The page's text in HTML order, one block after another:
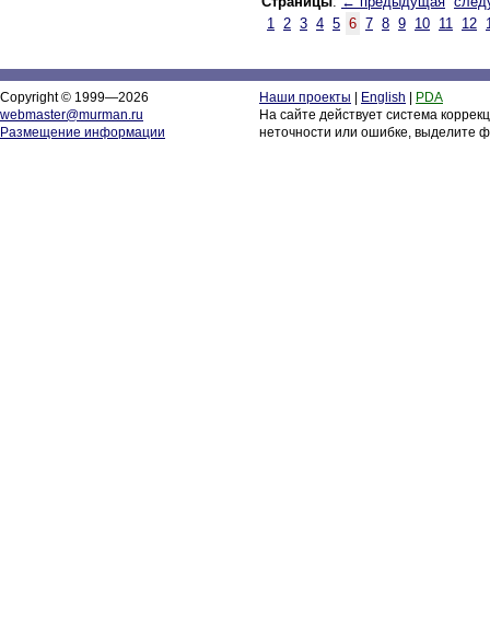
1 2 3 4 5 6 7 8 9 10 11 12
Copyright © 1999—2026
webmaster@murman.ru
Размещение информации
Наши проекты English
PDA
На сайте действует система
неточности или ошибке, выделите